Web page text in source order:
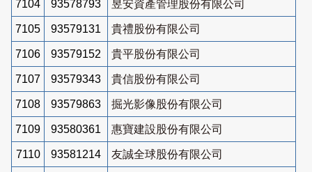
7104 93578793 昱安資產管理股份有限公司
7105 93579131 貴禮股份有限公司
7106 93579152 貴平股份有限公司
7107 93579343 貴信股份有限公司
7108 93579863 掘光影像股份有限公司
7109 93580361 惠寶建設股份有限公司
7110 93581214 友誠全球股份有限公司